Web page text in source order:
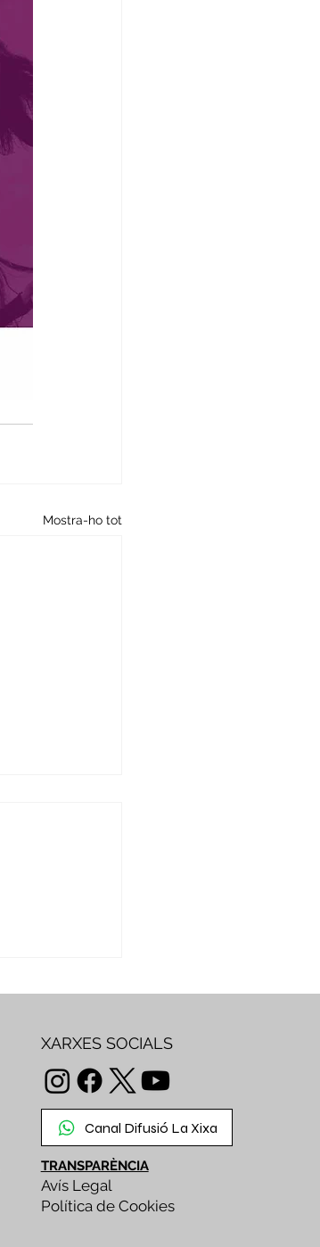
Mostra-ho tot
XARXES SOCIALS
Canal Difusió La Xixa
TRANSPARÈNCIA
Avís Legal
Política de Cookies